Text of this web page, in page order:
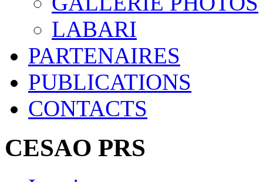
LABARI
PARTENAIRES
PUBLICATIONS
CONTACTS
CESAO PRS